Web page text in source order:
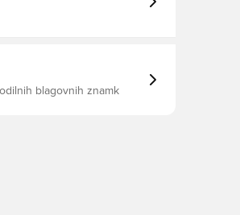
blagovnih znamk